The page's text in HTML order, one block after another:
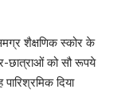
शैक्षणिक स्कोर के
छात्राओं को सौ रूपये
दिया